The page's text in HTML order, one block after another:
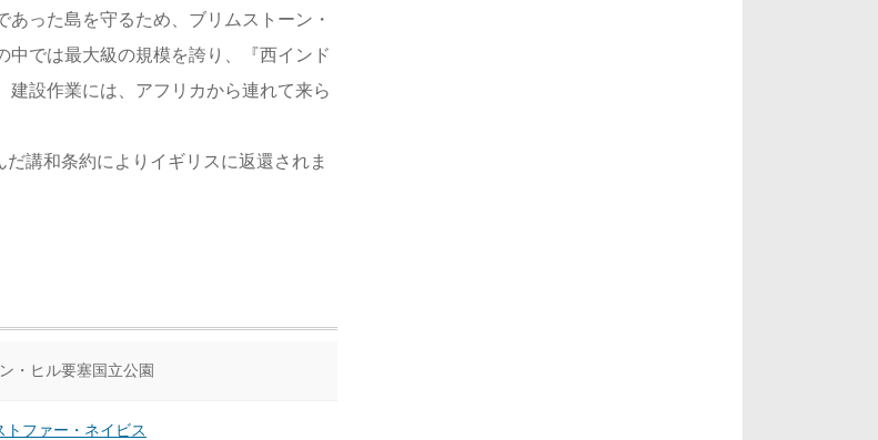
った島を守るため、ブリムストーン・
中では最大級の規模を誇り、『西インド
設作業には、アフリカから連れて来ら
講和条約によりイギリスに返還されま
・ヒル要塞国立公園
トファー・ネイビス